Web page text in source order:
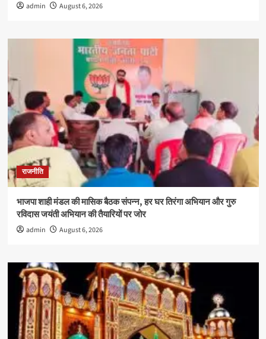
admin August 6, 2026
राजनीति
भाजपा शाही मंडल की मासिक बैठक संपन्न, हर घर तिरंगा अभियान और गुरु
रविदास जयंती अभियान की तैयारियों पर जोर
admin August 6, 2026